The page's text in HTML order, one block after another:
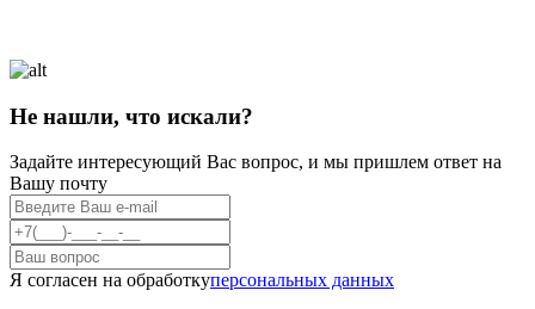
Не нашли, что искали?
Задайте интересующий Вас вопрос, и мы пришлем ответ на
Вашу почту
Я согласен на обработкуперсональных данных